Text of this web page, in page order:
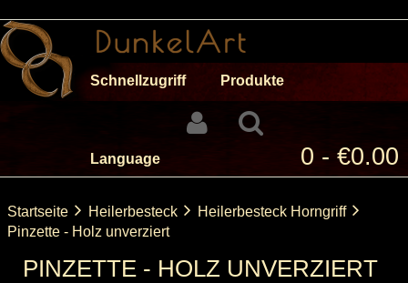
Schnellzugriff Produkte
Language 0 - €0.00
Startseite Heilerbesteck
Heilerbesteck Horngriff
Pinzette - Holz unverziert
PINZETTE - HOLZ UNVERZIERT